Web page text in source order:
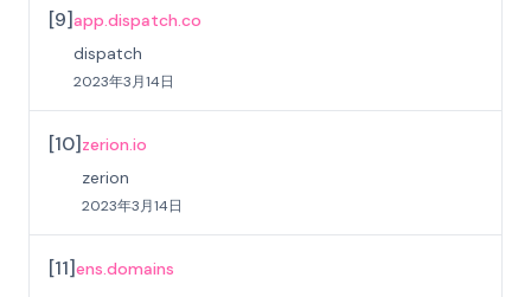
[9]app.dispatch.co
dispatch
2023年3月14日
[10] zerion.io
zerion
2023年3月14日
[11]ens.domains